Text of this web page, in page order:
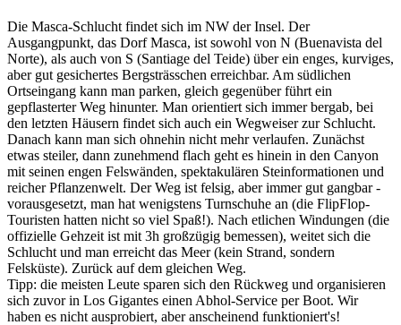
Die Masca-Schlucht findet sich im NW der Insel. Der
Ausgangpunkt, das Dorf Masca, ist sowohl von N (Buenavista del
Norte), als auch von S (Santiage del Teide) über ein enges, kurviges,
aber gut gesichertes Bergsträsschen erreichbar. Am südlichen
Ortseingang kann man parken, gleich gegenüber führt ein
gepflasterter Weg hinunter. Man orientiert sich immer bergab, bei
den letzten Häusern findet sich auch ein Wegweiser zur Schlucht.
Danach kann man sich ohnehin nicht mehr verlaufen. Zunächst
etwas steiler, dann zunehmend flach geht es hinein in den Canyon
mit seinen engen Felswänden, spektakulären Steinformationen und
reicher Pflanzenwelt. Der Weg ist felsig, aber immer gut gangbar -
vorausgesetzt, man hat wenigstens Turnschuhe an (die FlipFlop-
Touristen hatten nicht so viel Spaß!). Nach etlichen Windungen (die
offizielle Gehzeit ist mit 3h großzügig bemessen), weitet sich die
Schlucht und man erreicht das Meer (kein Strand, sondern
Felsküste). Zurück auf dem gleichen Weg.
Tipp: die meisten Leute sparen sich den Rückweg und organisieren
sich zuvor in Los Gigantes einen Abhol-Service per Boot. Wir
haben es nicht ausprobiert, aber anscheinend funktioniert's!